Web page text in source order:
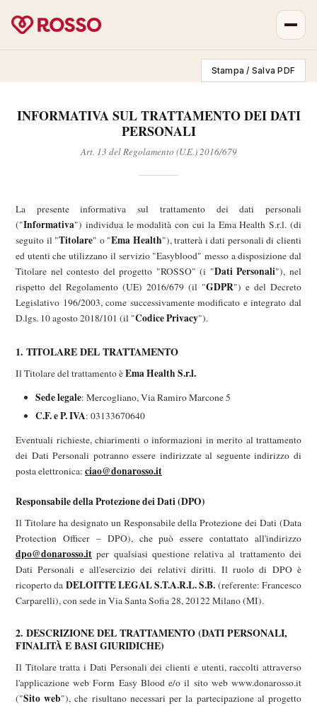
Stampa / Salva PDF
INFORMATIVA SUL TRATTAMENTO DEI DATI
PERSONALI
Art. 13 del Regolamento (U.E.) 2016/679
La presente informativa sul trattamento dei dati personali
("Informativa") individua le modalità con cui la Ema Health S.r.l. (di
seguito il "Titolare" o "Ema Health"), tratterà i dati personali di clienti
ed utenti che utilizzano il servizio "Easyblood" messo a disposizione dal
Titolare nel contesto del progetto "ROSSO" (i "Dati Personali"), nel
rispetto del Regolamento (UE) 2016/679 (il "GDPR") e del Decreto
Legislativo 196/2003, come successivamente modificato e integrato dal
D.lgs. 10 agosto 2018/101 (il "Codice Privacy").
1. TITOLARE DEL TRATTAMENTO
Il Titolare del trattamento èEma Health S.r.l.
Sede legale: Mercogliano, Via Ramiro Marcone 5
C.F. e P. IVA: 03133670640
Eventuali richieste, chiarimenti o informazioni in merito al trattamento
dei Dati Personali potranno essere indirizzate al seguente indirizzo di
posta elettronica: ciao@donarosso.it
Responsabile della Protezione dei Dati (DPO)
Il Titolare ha designato un Responsabile della Protezione dei Dati (Data
Protection Officer – DPO), che può essere contattato all'indirizzo
dpo@donarosso.it per qualsiasi questione relativa al trattamento dei
Dati Personali e all'esercizio dei relativi diritti. Il ruolo di DPO è
ricoperto da DELOITTE LEGAL S.T.A.R.L. S.B. (referente: Francesco
Carparelli), con sede in Via Santa Sofia 28, 20122 Milano (MI).
2. DESCRIZIONE DEL TRATTAMENTO (DATI PERSONALI,
FINALITÀ E BASI GIURIDICHE)
Il Titolare tratta i Dati Personali dei clienti e utenti, raccolti attraverso
l'applicazione web Form Easy Blood e/o il sito web www.donarosso.it
("Sito web"), che risultano necessari per la partecipazione al progetto